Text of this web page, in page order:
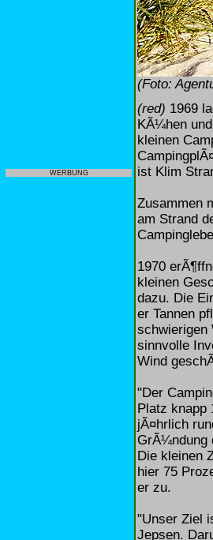
WERBUNG
(Foto:
(red) 1969
KÃ¼hen
kleinen
ist Klim
Zusammen
am Strand
1970
kleinen
dazu. Die
er Tannen
schwierigen
sinnvolle
Wind
"Der
Platz knapp
jÃ¤hrlich
GrÃ¼ndung
Die kleinen
hier 75
er zu.
"Unser Ziel
Jepsen.